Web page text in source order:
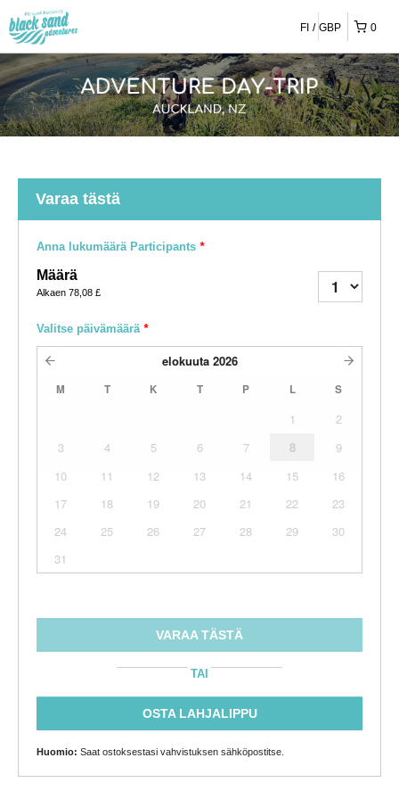
0
FI GBP
Varaa tästä
Anna lukumäärä Participants *
Määrä
Alkaen 78,08 £
Valitse päivämäärä *
elokuuta 2026
M T K T P L S
1
2
3
4 5 6 7 8
9
10
11 12 13 14 15
16
17
18 19 20 21 22
23
24
25 26 27 28 29
30
31
VARAA TÄSTÄ
TAI
OSTA LAHJALIPPU
Huomio: Saat ostoksestasi vahvistuksen sähköpostitse.